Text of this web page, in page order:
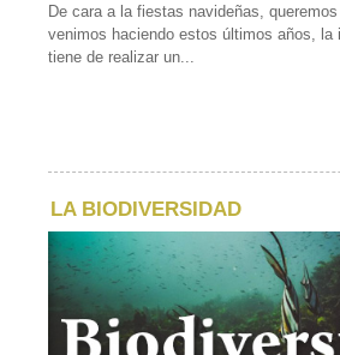
De cara a la fiestas navideñas,
venimos haciendo estos últimos años, la
tiene de realizar un...
LA BIODIVERSIDAD